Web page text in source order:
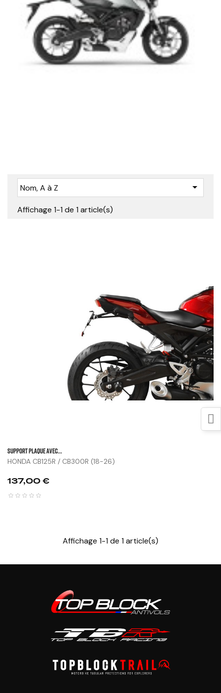
Nom, A à Z 
Affichage 1-1 de 1 article(s)
SUPPORT PLAQUE AVEC...
HONDA CB125R / CB300R (18-26)
Prix
137,00 €
Affichage 1-1 de 1 article(s)